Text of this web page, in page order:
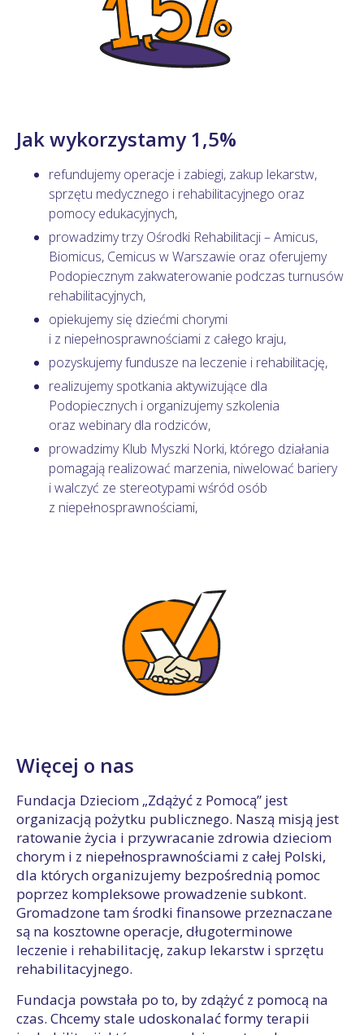
Jak wykorzystamy 1,5%
refundujemy operacje i zabiegi, zakup lekarstw,
sprzętu medycznego i rehabilitacyjnego oraz
pomocy edukacyjnych,
prowadzimy trzy Ośrodki Rehabilitacji – Amicus,
Biomicus, Cemicus w Warszawie oraz oferujemy
Podopiecznym zakwaterowanie podczas turnusów
rehabilitacyjnych,
opiekujemy się dziećmi chorymi
i z niepełnosprawnościami z całego kraju,
pozyskujemy fundusze na leczenie i rehabilitację,
realizujemy spotkania aktywizujące dla
Podopiecznych i organizujemy szkolenia
oraz webinary dla rodziców,
prowadzimy Klub Myszki Norki, którego działania
pomagają realizować marzenia, niwelować bariery
i walczyć ze stereotypami wśród osób
z niepełnosprawnościami,
Więcej o nas
Fundacja Dzieciom „Zdążyć z Pomocą” jest
organizacją pożytku publicznego. Naszą misją jest
ratowanie życia i przywracanie zdrowia dzieciom
chorym i z niepełnosprawnościami z całej Polski,
dla których organizujemy bezpośrednią pomoc
poprzez kompleksowe prowadzenie subkont.
Gromadzone tam środki finansowe przeznaczane
są na kosztowne operacje, długoterminowe
leczenie i rehabilitację, zakup lekarstw i sprzętu
rehabilitacyjnego.
Fundacja powstała po to, by zdążyć z pomocą na
czas. Chcemy stale udoskonalać formy terapii